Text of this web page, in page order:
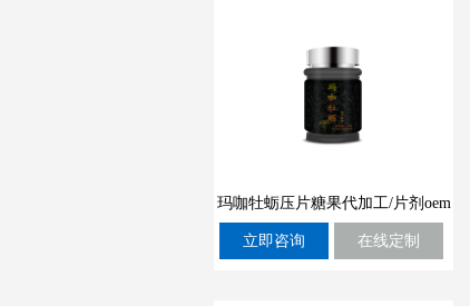
玛咖牡蛎压片糖果代加工/片剂oem
定制厂家
立即咨询 在线定制